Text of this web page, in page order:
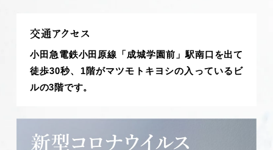
交通アクセス
小田急電鉄小田原線「成城学園前」駅南口を出て
徒歩30秒、1階がマツモトキヨシの入っているビ
ルの3階です。